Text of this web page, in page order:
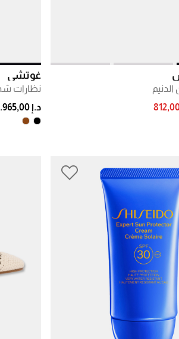
PRICE
غوتشي
نظارات
د.إ 1.965,00